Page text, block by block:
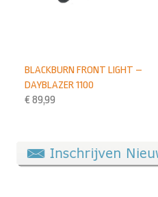
BLACKBURN FRONT LIGHT –
DAYBLAZER 1100
€ 89,99